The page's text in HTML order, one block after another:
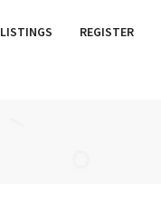
LISTINGS REGISTER